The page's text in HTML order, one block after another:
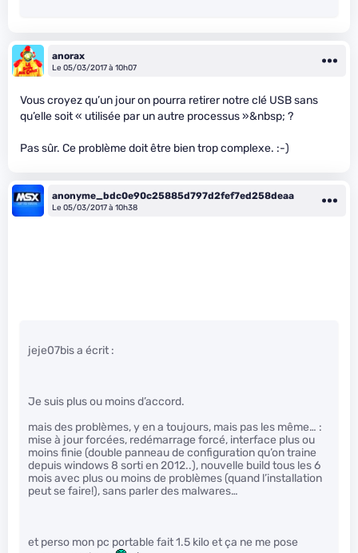
anorax
Le 05/03/2017 à 10h07
Vous croyez qu’un jour on pourra retirer notre clé USB sans
qu’elle soit « utilisée par un autre processus »&nbsp; ?
Pas sûr. Ce problème doit être bien trop complexe. :-)
anonyme_bdc0e90c25885d797d2fef7ed258deaa
Le 05/03/2017 à 10h38
jeje07bis a écrit :
Je suis plus ou moins d’accord.
mais des problèmes, y en a toujours, mais pas les même… :
mise à jour forcées, redémarrage forcé, interface plus ou
moins finie (double panneau de configuration qu’on traine
depuis windows 8 sorti en 2012..), nouvelle build tous les 6
mois avec plus ou moins de problèmes (quand l’installation
peut se faire!), sans parler des malwares…
et perso mon pc portable fait 1.5 kilo et ça ne me pose